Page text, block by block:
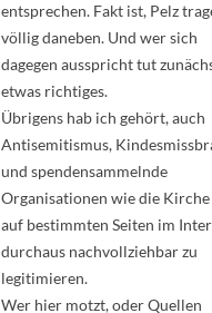
entsprechen. Fakt ist, Pelz
völlig daneben. Und wer sich
dagegen ausspricht tut
etwas richtiges.
Übrigens hab ich gehört, auch
Antisemitismus,
und spendensammelnde
Organisationen wie die Kirche
auf bestimmten Seiten im
durchaus nachvollziehbar zu
legitimieren.
Wer hier motzt, oder Quellen